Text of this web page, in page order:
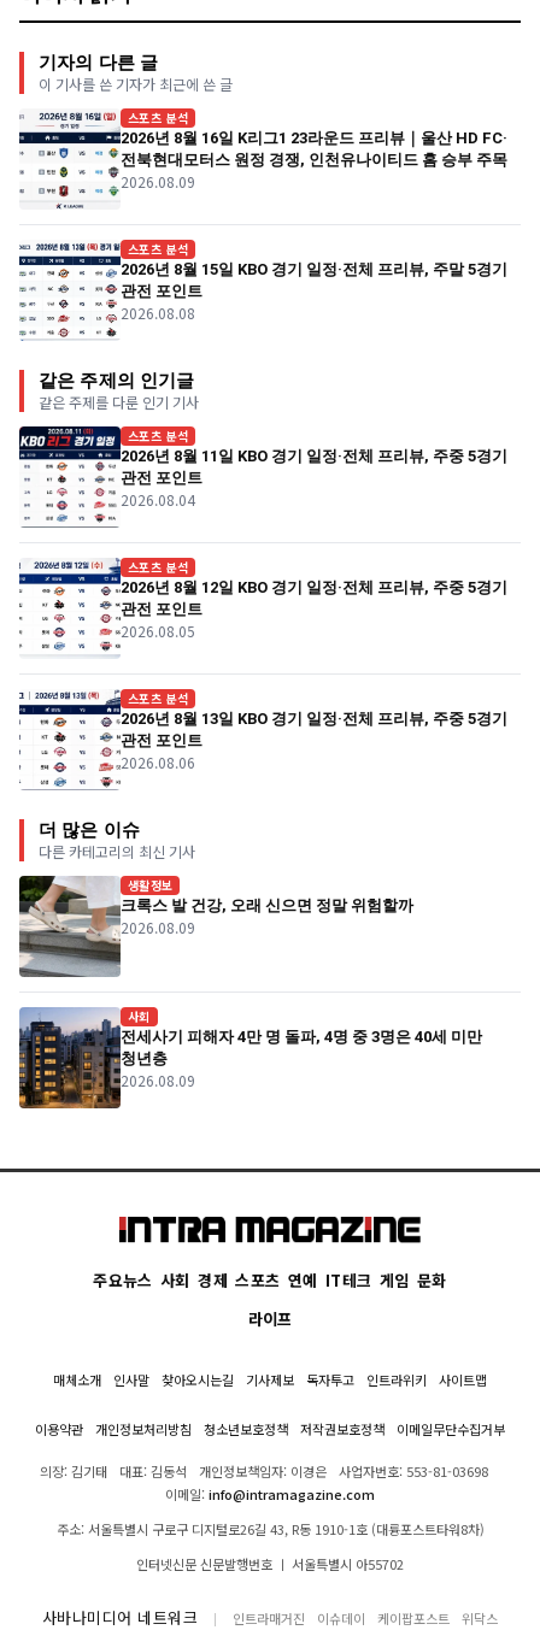
기자의 다른 글
이 기사를 쓴 기자가 최근에 쓴 글
스포츠 분석
2026년 8월 16일 K리그1 23라운드 프리뷰｜울산 HD FC·
전북현대모터스 원정 경쟁, 인천유나이티드 홈 승부 주목
2026.08.09
스포츠 분석
2026년 8월 15일 KBO 경기 일정·전체 프리뷰, 주말 5경기
관전 포인트
2026.08.08
같은 주제의 인기글
같은 주제를 다룬 인기 기사
스포츠 분석
2026년 8월 11일 KBO 경기 일정·전체 프리뷰, 주중 5경기
관전 포인트
2026.08.04
스포츠 분석
2026년 8월 12일 KBO 경기 일정·전체 프리뷰, 주중 5경기
관전 포인트
2026.08.05
스포츠 분석
2026년 8월 13일 KBO 경기 일정·전체 프리뷰, 주중 5경기
관전 포인트
2026.08.06
더 많은 이슈
다른 카테고리의 최신 기사
생활정보
크록스 발 건강, 오래 신으면 정말 위험할까
2026.08.09
사회
전세사기 피해자 4만 명 돌파, 4명 중 3명은 40세 미만
청년층
2026.08.09
주요뉴스 사회 경제 스포츠 연예 IT테크 게임 문화
라이프
매체소개 인사말 찾아오시는길 기사제보 독자투고 인트라위키 사이트맵
이용약관 개인정보처리방침 청소년보호정책 저작권보호정책 이메일무단수집거부
의장: 김기태 대표: 김동석 개인정보책임자: 이경은
사업자번호: 553-81-03698
이메일:info@intramagazine.com
주소: 서울특별시 구로구 디지털로26길 43, R동 1910-1호 (대륭포스트타워8차)
인터넷신문 신문발행번호 ㅣ 서울특별시 아55702
사바나미디어 네트워크 인트라매거진 이슈데이 케이팝포스트 위닥스